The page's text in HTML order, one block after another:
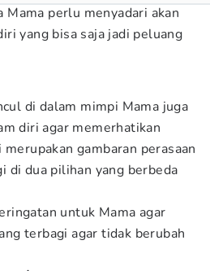
Mama perlu menyadari akan
yang bisa saja jadi peluang
di dalam mimpi Mama juga
diri agar memerhatikan
gambaran perasaan
di dua pilihan yang berbeda
untuk Mama agar
terbagi agar tidak berubah